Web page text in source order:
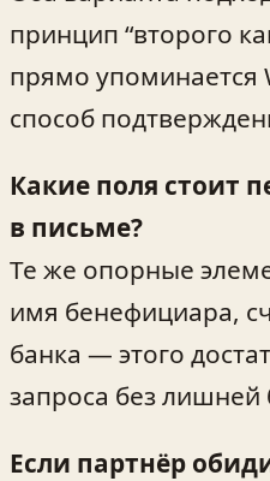
принцип “второго
прямо упоминается
способ
Какие поля стоит
в письме?
Те же опорные
имя бенефициара,
банка — этого
запроса без
Если партнёр